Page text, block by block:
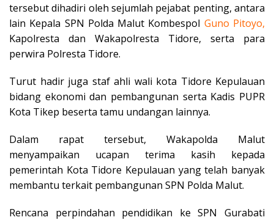
tersebut dihadiri oleh sejumlah pejabat penting, antara
lain Kepala SPN Polda Malut Kombespol Guno Pitoyo,
Kapolresta dan Wakapolresta Tidore, serta para
perwira Polresta Tidore.
Turut hadir juga staf ahli wali kota Tidore Kepulauan
bidang ekonomi dan pembangunan serta Kadis PUPR
Kota Tikep beserta tamu undangan lainnya.
Dalam rapat tersebut, Wakapolda Malut
menyampaikan ucapan terima kasih kepada
pemerintah Kota Tidore Kepulauan yang telah banyak
membantu terkait pembangunan SPN Polda Malut.
Rencana perpindahan pendidikan ke SPN Gurabati